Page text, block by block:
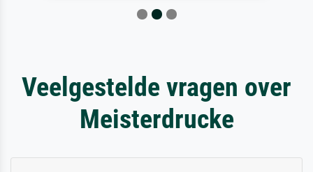
Veelgestelde vragen over
Meisterdrucke